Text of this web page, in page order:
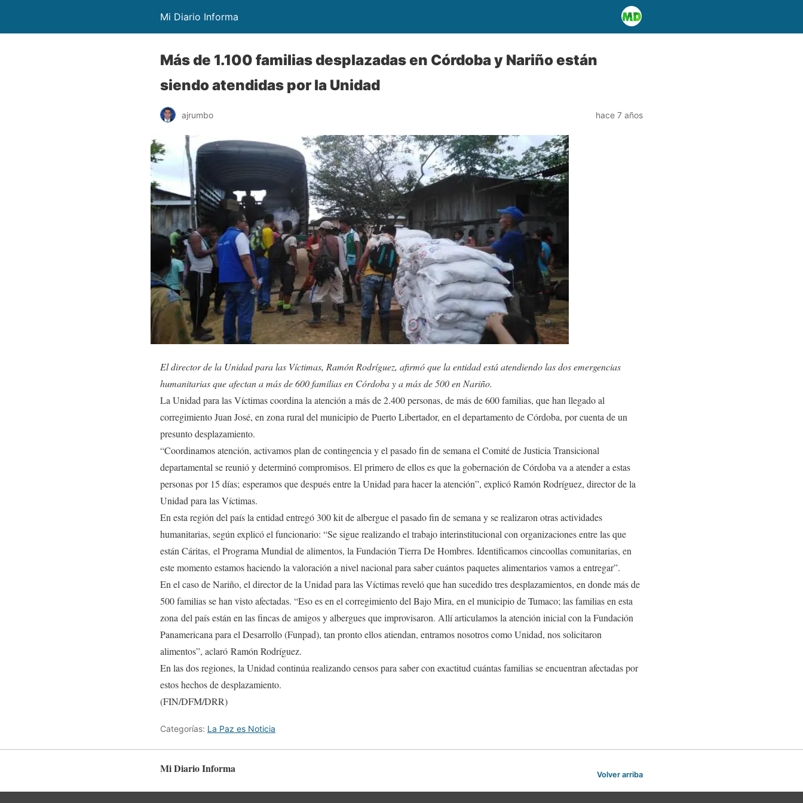
Mi Diario Informa
Más de 1.100 familias desplazadas en Córdoba y Nariño están
siendo atendidas por la Unidad
ajrumbo hace 7 años
El director de la Unidad para las Víctimas, Ramón Rodríguez, afirmó que la entidad está atendiendo las dos emergencias
humanitarias que afectan a más de 600 familias en Córdoba y a más de 500 en Nariño.
La Unidad para las Víctimas coordina la atención a más de 2.400 personas, de más de 600 familias, que han llegado al
corregimiento Juan José, en zona rural del municipio de Puerto Libertador, en el departamento de Córdoba, por cuenta de un
presunto desplazamiento.
“Coordinamos atención, activamos plan de contingencia y el pasado fin de semana el Comité de Justicia Transicional
departamental se reunió y determinó compromisos. El primero de ellos es que la gobernación de Córdoba va a atender a estas
personas por 15 días; esperamos que después entre la Unidad para hacer la atención”, explicó Ramón Rodríguez, director de la
Unidad para las Víctimas.
En esta región del país la entidad entregó 300 kit de albergue el pasado fin de semana y se realizaron otras actividades
humanitarias, según explicó el funcionario: “Se sigue realizando el trabajo interinstitucional con organizaciones entre las que
están Cáritas, el Programa Mundial de alimentos, la Fundación Tierra De Hombres. Identificamos cincoollas comunitarias, en
este momento estamos haciendo la valoración a nivel nacional para saber cuántos paquetes alimentarios vamos a entregar”.
En el caso de Nariño, el director de la Unidad para las Víctimas reveló que han sucedido tres desplazamientos, en donde más de
500 familias se han visto afectadas. “Eso es en el corregimiento del Bajo Mira, en el municipio de Tumaco; las familias en esta
zona del país están en las fincas de amigos y albergues que improvisaron. Allí articulamos la atención inicial con la Fundación
Panamericana para el Desarrollo (Funpad), tan pronto ellos atiendan, entramos nosotros como Unidad, nos solicitaron
alimentos”, aclaró Ramón Rodríguez.
En las dos regiones, la Unidad continúa realizando censos para saber con exactitud cuántas familias se encuentran afectadas por
estos hechos de desplazamiento.
(FIN/DFM/DRR)
Categorías: La Paz es Noticia
Mi Diario Informa Volver arriba